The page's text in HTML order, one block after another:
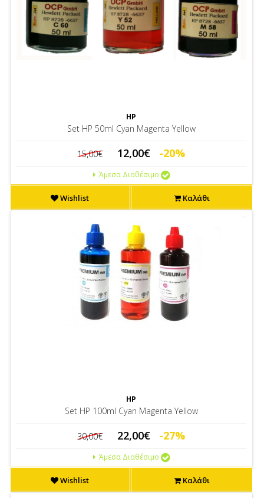
HP
Set HP 50ml Cyan Magenta Yellow
15,00€ 12,00€ -20%
Άμεσα Διαθέσιμο
Wishlist Καλάθι
HP
Set HP 100ml Cyan Magenta Yellow
30,00€ 22,00€ -27%
Άμεσα Διαθέσιμο
Wishlist Καλάθι